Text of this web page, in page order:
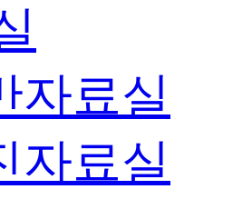
자료실
자료실